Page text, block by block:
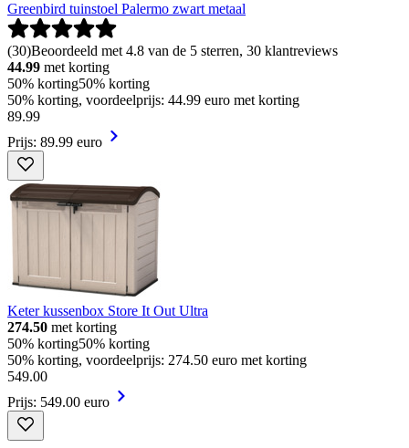
Greenbird tuinstoel Palermo zwart metaal
(30)Beoordeeld met 4.8 van de 5 sterren, 30 klantreviews
44.99 met korting
50% korting50% korting
50% korting, voordeelprijs: 44.99 euro met korting
89.99
Prijs: 89.99 euro
Keter kussenbox Store It Out Ultra
274.50 met korting
50% korting50% korting
50% korting, voordeelprijs: 274.50 euro met korting
549.00
Prijs: 549.00 euro